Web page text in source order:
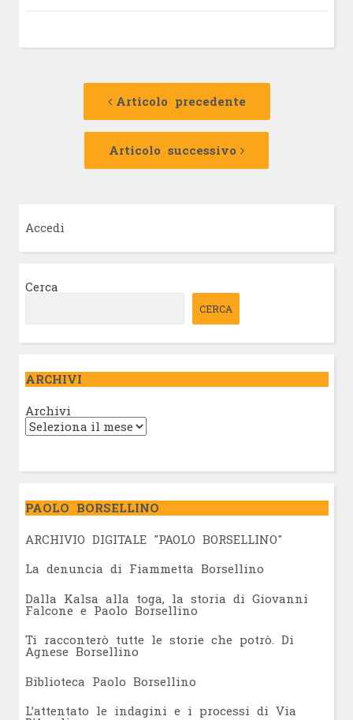
Navigazione
Articolo precedente
Articolo
Articolo successivo
Articolo
Accedi
Cerca
CERCA
ARCHIVI
Archivi
PAOLO BORSELLINO
ARCHIVIO DIGITALE "PAOLO BORSELLINO"
La denuncia di Fiammetta Borsellino
Dalla Kalsa alla toga, la storia di Giovanni
Falcone e Paolo Borsellino
Ti racconterò tutte le storie che potrò. Di
Agnese Borsellino
Biblioteca Paolo Borsellino
L’attentato le indagini e i processi di Via